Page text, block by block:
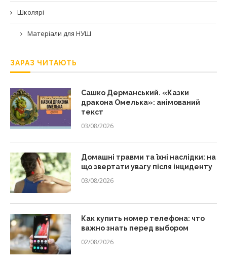
Школярі
Матеріали для НУШ
ЗАРАЗ ЧИТАЮТЬ
Сашко Дерманський. «Казки
дракона Омелька»: анімований
текст
03/08/2026
Домашні травми та їхні наслідки: на
що звертати увагу після інциденту
03/08/2026
Как купить номер телефона: что
важно знать перед выбором
02/08/2026